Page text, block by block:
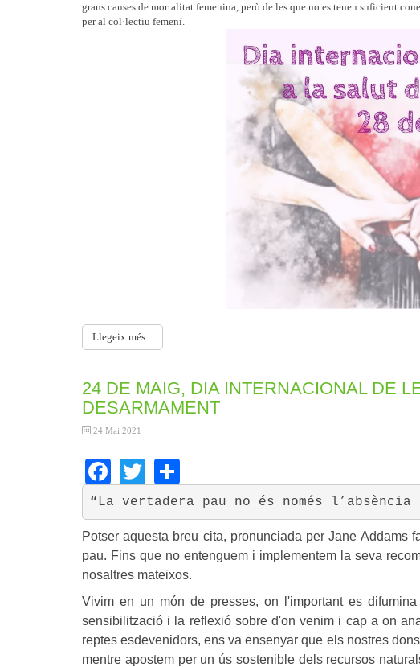
grans causes de mortalitat femenina, però de les que no es tenen suficient
per al col·lectiu femení.
Llegeix més...
24 DE MAIG, DIA INTERNACIONAL DE
DESARMAMENT
24 Mai 2021
Facebook
Twitter
“La vertadera pau no és només
Potser aquesta breu cita, pronunciada per Jane
pau. Fins que no entenguem i implementem la seva
nosaltres mateixos.
Vivim en un món de presses, on l'important es
sensibilització i la reflexió sobre d'on venim i cap a on
reptes esdevenidors, ens va ensenyar que els nostres
mentre apostem per un ús sostenible dels recursos